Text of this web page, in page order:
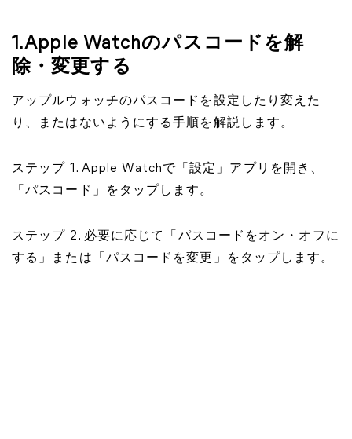
1.Apple Watchのパスコードを解
除・変更する
アップルウォッチのパスコードを設定したり変えた
り、またはないようにする手順を解説します。
ステップ 1. Apple Watchで「設定」アプリを開き、
「パスコード」をタップします。
ステップ 2. 必要に応じて「パスコードをオン・オフに
する」または「パスコードを変更」をタップします。